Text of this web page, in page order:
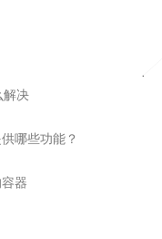
解决
哪些功能？
器